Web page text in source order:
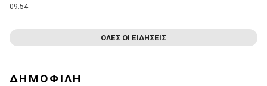
09:54
ΟΛΕΣ ΟΙ ΕΙΔΗΣΕΙΣ
ΔΗΜΟΦΙΛΗ